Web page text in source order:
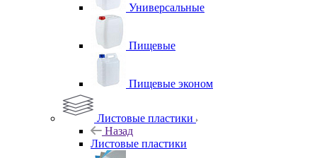
Универсальные
Пищевые
Пищевые эконом
Листовые пластики
Назад
Листовые пластики